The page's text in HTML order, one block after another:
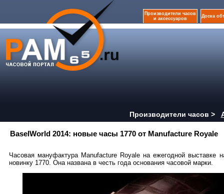
Производители часов
и аксессуаров
Доска
Производители часов >
BaselWorld 2014: новые часы 1770 от Manufacture Royale
Часовая мануфактура Manufacture Royale на ежегодной
новинку 1770. Она названа в честь года основания часовой марки.